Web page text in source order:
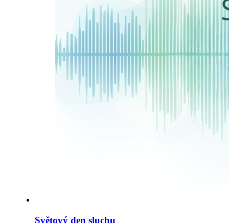
Světový den sluchu